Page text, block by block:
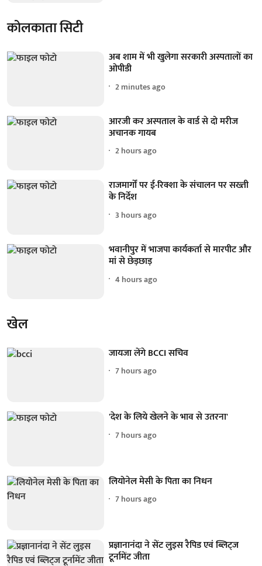
कोलकाता सिटी
अब शाम में भी खुलेगा सरकारी अस्पतालों का
ओपीडी
2 minutes ago
आरजी कर अस्पताल के वार्ड से दो मरीज
अचानक गायब
2 hours ago
राजमार्गों पर ई-रिक्शा के संचालन पर सख्ती
के निर्देश
3 hours ago
भवानीपुर में भाजपा कार्यकर्ता से मारपीट और
मां से छेड़छाड़
4 hours ago
खेल
जायजा लेंगे BCCI सचिव
7 hours ago
'देश के लिये खेलने के भाव से उतरना'
7 hours ago
लियोनेल मेसी के पिता का निधन
7 hours ago
प्रज्ञानानंदा ने सेंट लुइस रैपिड एवं ब्लिट्ज
टूर्नामेंट जीता